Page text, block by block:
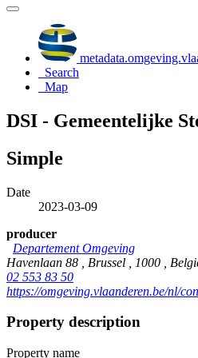
Search
Map
DSI - Gemeentelijke
Simple
Date
2023-03-09
producer
Departement Omgeving
Havenlaan 88 , Brussel , 1000 ,
02 553 83 50
https://omgeving.vlaanderen.be/nl/
Property description
Property name